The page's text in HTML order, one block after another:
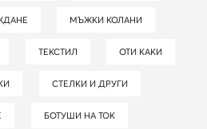
МЪЖКИ КОЛАНИ
ТЕКСТИЛ ОТИ КАКИ
СТЕЛКИ И ДРУГИ
БОТУШИ НА ТОК